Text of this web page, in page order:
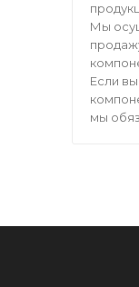
Мы
Если
мы